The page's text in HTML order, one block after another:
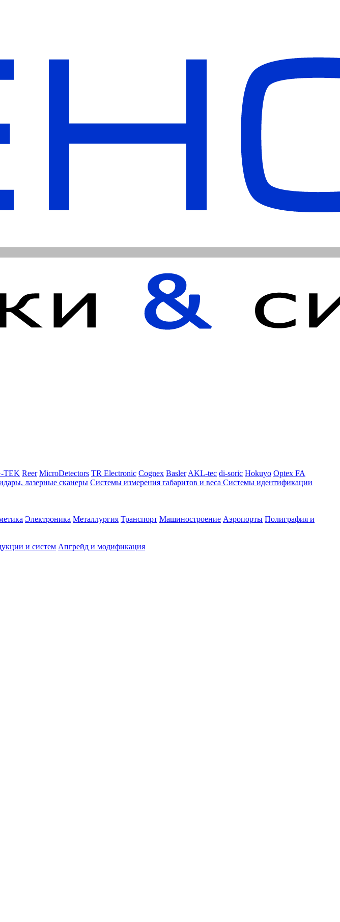
TEK Reer MicroDetectors TR Electronic Cognex Basler AKL-tec di-soric Hokuyo Optex FA
лазерные сканеры Системы измерения габаритов и веса Системы идентификации
Электроника Металлургия Транспорт Машиностроение Аэропорты Полиграфия и
и систем Апгрейд и модификация